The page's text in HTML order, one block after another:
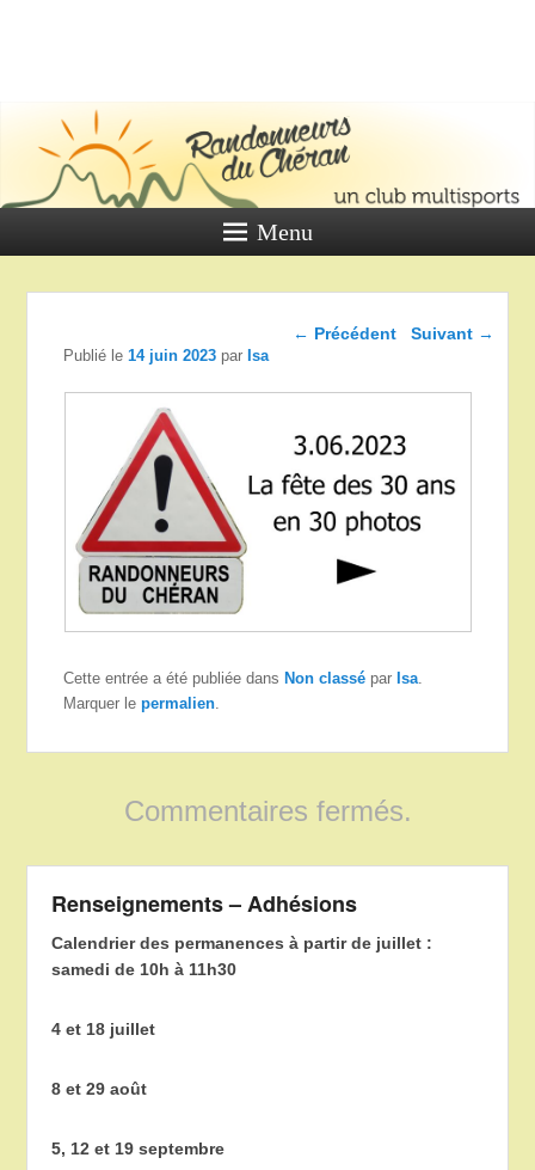
DU
Un club multi sports
Menu
Navigation dans les
← Précédent Suivant →
Publié le14 juin 2023 par Isa
Cette entrée a été publiée dans Non classé par Isa
Marquer lepermalien
Commentaires fermés.
Renseignements – Adhésions
Calendrier des permanences à partir de juillet :
samedi de 10h à 11h30
4 et 18 juillet
8 et 29 août
5, 12 et 19 septembre